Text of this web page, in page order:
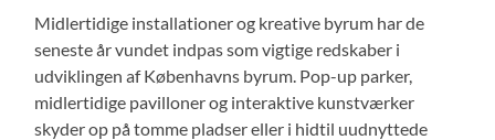
Midlertidige installationer og kreative byrum har de
seneste år vundet indpas som vigtige redskaber i
udviklingen af Københavns byrum. Pop-up parker,
midlertidige pavilloner og interaktive kunstværker
skyder op på tomme pladser eller i hidtil uudnyttede